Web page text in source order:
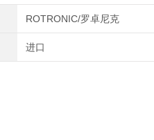
ROTRONIC/罗卓尼克
进口